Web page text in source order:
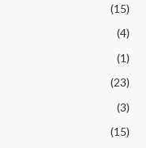
(15)
(4)
(1)
(23)
(3)
(15)